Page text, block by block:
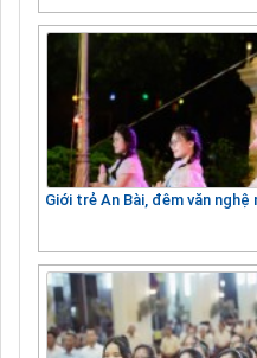
Giới trẻ An Bài, đêm văn nghệ